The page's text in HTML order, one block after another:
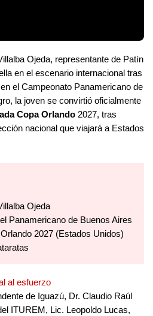
Ojeda, representante de Patín
en el escenario internacional tras
el Campeonato Panamericano de
la joven se convirtió oficialmente
Copa Orlando2027, tras
nacional que viajará a Estados
Ojeda
Panamericano de Buenos Aires
2027 (Estados Unidos)
al esfuerzo
de Iguazú, Dr. Claudio Raúl
ITUREM, Lic. Leopoldo Lucas,